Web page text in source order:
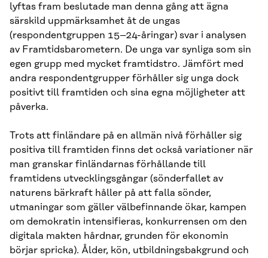
lyftas fram beslutade man denna gång att ägna
särskild uppmärksamhet åt de ungas
(respondentgruppen 15–24-åringar) svar i analysen
av Framtidsbarometern. De unga var synliga som sin
egen grupp med mycket framtidstro. Jämfört med
andra respondentgrupper förhåller sig unga dock
positivt till framtiden och sina egna möjligheter att
påverka.
Trots att finländare på en allmän nivå förhåller sig
positiva till framtiden finns det också variationer när
man granskar finländarnas förhållande till
framtidens utvecklingsgångar (sönderfallet av
naturens bärkraft håller på att falla sönder,
utmaningar som gäller välbefinnande ökar, kampen
om demokratin intensifieras, konkurrensen om den
digitala makten hårdnar, grunden för ekonomin
börjar spricka). Ålder, kön, utbildningsbakgrund och